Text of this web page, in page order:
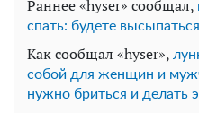
Раннее «hyser» сообщал,
спать: будете
Как сообщал «hyser»,
собой для женщин и
нужно бриться и делать